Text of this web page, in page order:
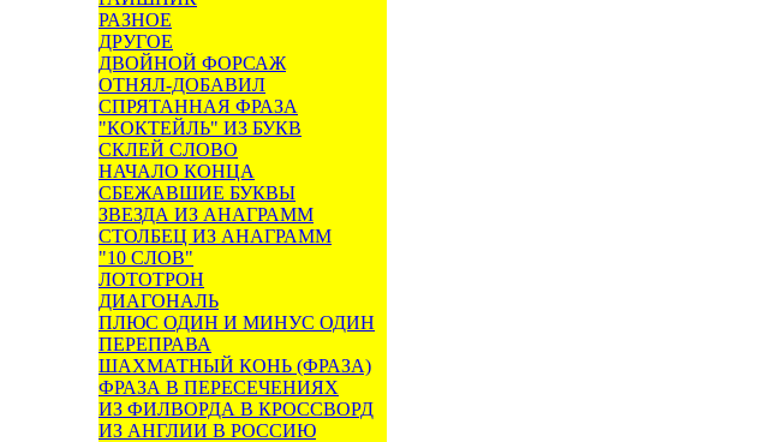
РАЗНОЕ
ДРУГОЕ
ДВОЙНОЙ ФОРСАЖ
ОТНЯЛ-ДОБАВИЛ
СПРЯТАННАЯ ФРАЗА
"КОКТЕЙЛЬ" ИЗ БУКВ
СКЛЕЙ СЛОВО
НАЧАЛО КОНЦА
СБЕЖАВШИЕ БУКВЫ
ЗВЕЗДА ИЗ АНАГРАММ
СТОЛБЕЦ ИЗ АНАГРАММ
"10 СЛОВ"
ЛОТОТРОН
ДИАГОНАЛЬ
ПЛЮС ОДИН И МИНУС ОДИН
ПЕРЕПРАВА
ШАХМАТНЫЙ КОНЬ (ФРАЗА)
ФРАЗА В ПЕРЕСЕЧЕНИЯХ
ИЗ ФИЛВОРДА В КРОССВОРД
ИЗ АНГЛИИ В РОССИЮ